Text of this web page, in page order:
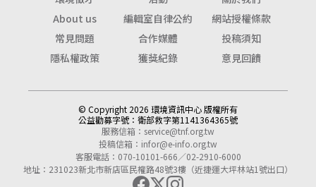
About us
編輯室自律公約
網站授權條款
常見問題
合作媒體
投稿須知
隱私權政策
獲獎紀錄 意見回饋
© Copyright 2026 環境資訊中心 版權所有
公益勸募字號： 衛部救字第1141364365號
服務信箱： service@tnf.org.tw
投稿信箱： infor@e-info.org.tw
客服電話：070-10101-666／02-2910-6000
地址：231023新北市新店區民權路48號3樓（近捷運大坪林站1號出口）